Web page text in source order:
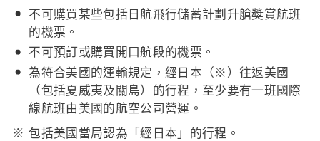
不可購買某些包括日航飛行儲蓄計劃升艙奬賞航班
的機票。
不可預訂或購買開口航段的機票。
為符合美國的運輸規定，經日本（※）往返美國
（包括夏威夷及關島）的行程，至少要有一班國際
線航班由美國的航空公司營運。
包括美國當局認為「經日本」的行程。